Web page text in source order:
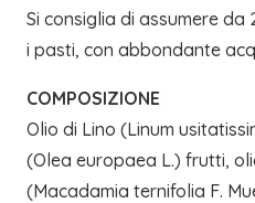
Si consiglia di assumere
i pasti, con abbondante
COMPOSIZIONE
Olio di Lino (Linum
(Olea europaea L.) frutti,
(Macadamia ternifolia F.